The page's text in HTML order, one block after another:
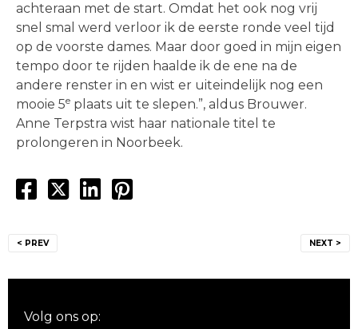
achteraan met de start. Omdat het ook nog vrij
snel smal werd verloor ik de eerste ronde veel tijd
op de voorste dames. Maar door goed in mijn eigen
tempo door te rijden haalde ik de ene na de
andere renster in en wist er uiteindelijk nog een
mooie 5e plaats uit te slepen.”, aldus Brouwer.
Anne Terpstra wist haar nationale titel te
prolongeren in Noorbeek.
navigatie
< PREV NEXT >
Volg ons op: